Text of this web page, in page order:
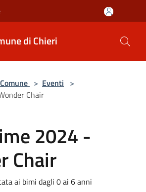
di Chieri
> Eventi >
Chair
2024 -
Chair
ai bimi dagli 0 ai 6 anni